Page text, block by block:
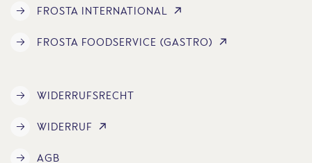
FROSTA INTERNATIONAL
FROSTA FOODSERVICE (GASTRO)
WIDERRUFSRECHT
WIDERRUF
AGB